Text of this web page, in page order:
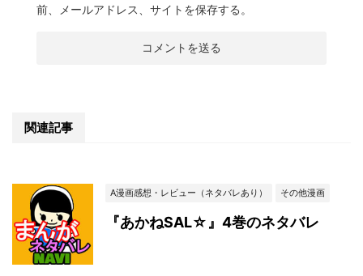
前、メールアドレス、サイトを保存する。
関連記事
A漫画感想・レビュー（ネタバレあり） その他漫画
『あかねSAL☆』4巻のネタバレ